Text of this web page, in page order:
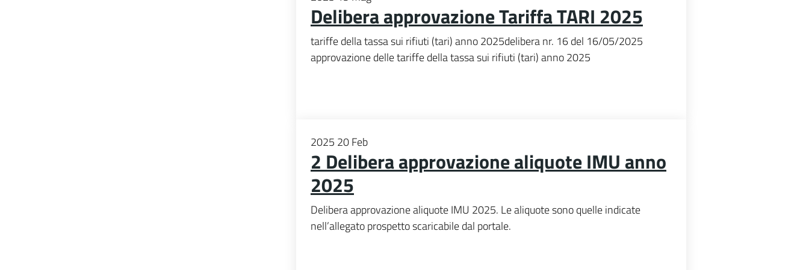
Delibera approvazione Tariffa TARI 2025
tariffe della tassa sui rifiuti (tari) anno 2025delibera nr. 16 del 16/05/2025
approvazione delle tariffe della tassa sui rifiuti (tari) anno 2025
2025 20Feb
2 Delibera approvazione aliquote IMU anno
2025
Delibera approvazione aliquote IMU 2025. Le aliquote sono quelle indicate
nell’allegato prospetto scaricabile dal portale.